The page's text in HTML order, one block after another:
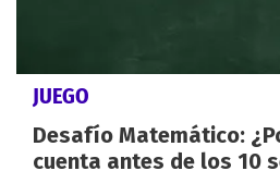
JUEGO
Desafío Matemático:
cuenta antes de los 10